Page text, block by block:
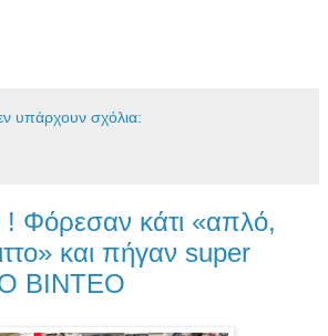
υπάρχουν σχόλια:
κάτι «απλό,
και πήγαν super
ΒΙΝΤΕΟ